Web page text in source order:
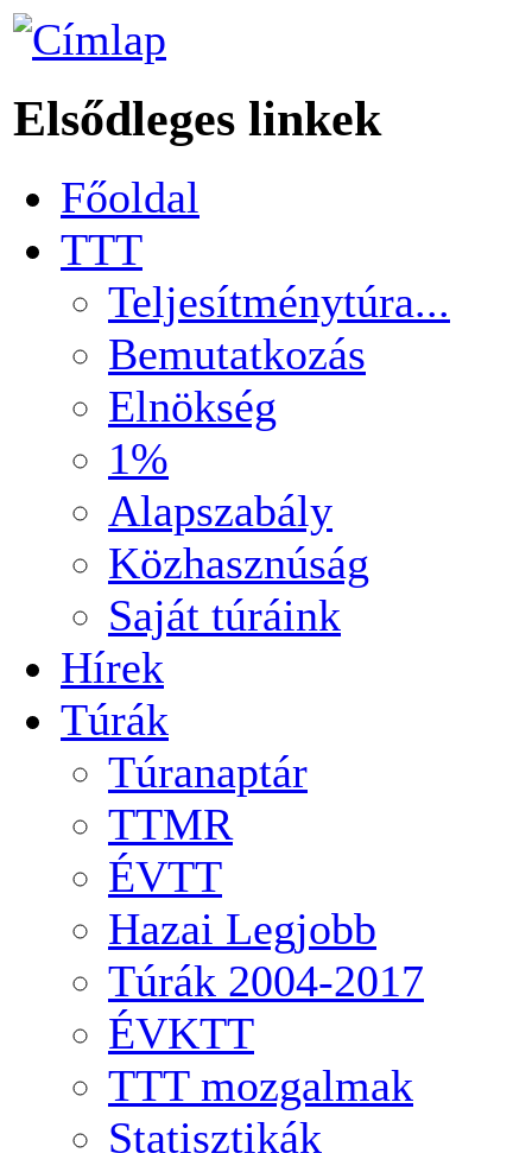
Elsődleges linkek
Főoldal
TTT
Teljesítménytúra...
Bemutatkozás
Elnökség
1%
Alapszabály
Közhasznúság
Saját túráink
Hírek
Túrák
Túranaptár
TTMR
ÉVTT
Hazai Legjobb
Túrák 2004-2017
ÉVKTT
TTT mozgalmak
Statisztikák